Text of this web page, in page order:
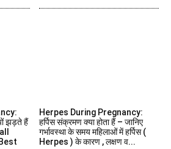
झड़ते हैं
Herpes During Pregnancy:
हर्पिस संक्रमण क्या होता हैं – जानिए
गर्भावस्था के समय महिलाओं में हर्पिस (
Herpes ) के कारण , लक्षण व...